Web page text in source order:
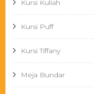
Kursi Kuliah
Kursi Puff
Kursi Tiffany
Meja Bundar